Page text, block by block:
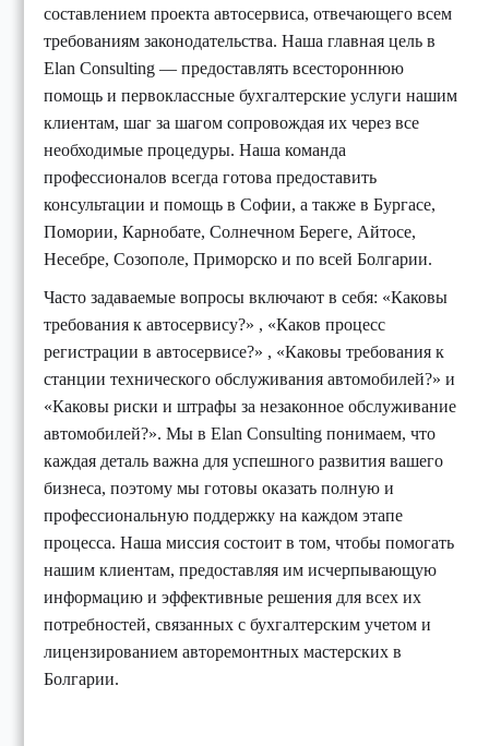
составлением проекта автосервиса, отвечающего всем
требованиям законодательства. Наша главная цель в
Elan Consulting — предоставлять всестороннюю
помощь и первоклассные бухгалтерские услуги нашим
клиентам, шаг за шагом сопровождая их через все
необходимые процедуры. Наша команда
профессионалов всегда готова предоставить
консультации и помощь в Софии, а также в Бургасе,
Помории, Карнобате, Солнечном Береге, Айтосе,
Несебре, Созополе, Приморско и по всей Болгарии.
Часто задаваемые вопросы включают в себя: «Каковы
требования к автосервису?» , «Каков процесс
регистрации в автосервисе?» , «Каковы требования к
станции технического обслуживания автомобилей?» и
«Каковы риски и штрафы за незаконное обслуживание
автомобилей?». Мы в Elan Consulting понимаем, что
каждая деталь важна для успешного развития вашего
бизнеса, поэтому мы готовы оказать полную и
профессиональную поддержку на каждом этапе
процесса. Наша миссия состоит в том, чтобы помогать
нашим клиентам, предоставляя им исчерпывающую
информацию и эффективные решения для всех их
потребностей, связанных с бухгалтерским учетом и
лицензированием авторемонтных мастерских в
Болгарии.